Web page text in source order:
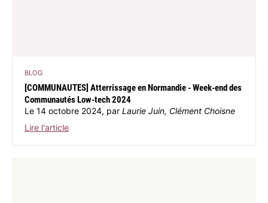
BLOG
[COMMUNAUTES] Atterrissage en Normandie - Week-end des
Communautés Low-tech 2024
Le 14 octobre 2024, par Laurie Juin, Clément Choisne
Lire l'article